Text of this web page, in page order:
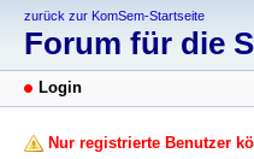
zurück zur KomSem-Startseite
Forum für die
Login
Nur registrierte Benutzer